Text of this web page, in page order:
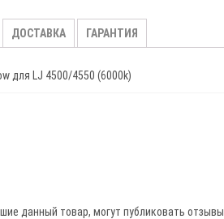
ДОСТАВКА ГАРАНТИЯ
для LJ 4500/4550 (6000k)
данный товар, могут публиковать отзывы.